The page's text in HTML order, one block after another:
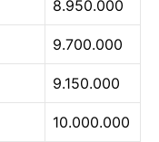
8.950.000
9.700.000
9.150.000
10.000.000